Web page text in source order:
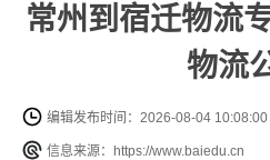
常州到宿迁物流
物流
编辑发布时间：2026-08-04 10:08:00
信息来源：https://www.baiedu.cn